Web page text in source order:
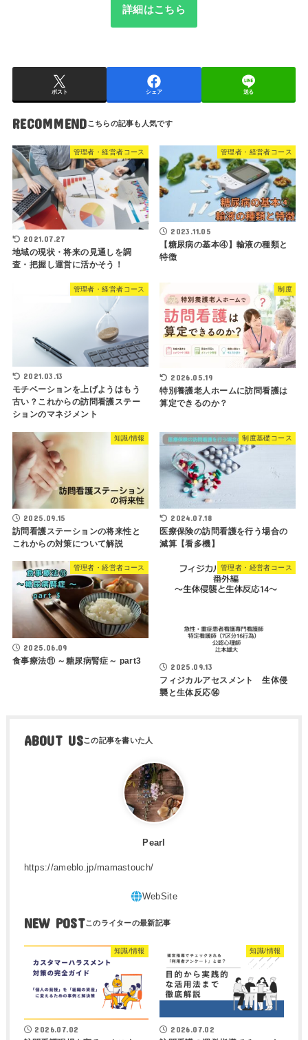
詳細はこちら
ポスト シェア 送る
RECOMMEND
管理者・経営者コース
2021.07.27
地域の現状・将来の見通しを調
査・把握し運営に活かそう！
管理者・経営者コース
2023.11.05
【糖尿病の基本④】輸液の種類と
特徴
管理者・経営者コース
2021.03.13
モチベーションを上げようはもう
古い？これからの訪問看護ステー
ションのマネジメント
制度
2026.05.19
特別養護老人ホームに訪問看護は
算定できるのか？
知識/情報
2025.09.15
訪問看護ステーションの将来性と
これからの対策について解説
制度基礎コース
2024.07.18
医療保険の訪問看護を行う場合の
減算【看多機】
管理者・経営者コース
2025.06.09
食事療法⑪ ～糖尿病腎症～ part3
管理者・経営者コース
2025.09.13
フィジカルアセスメント 生体侵
襲と生体反応⑭
ABOUT US
Pearl
https://ameblo.jp/mamastouch/
NEW POST
知識/情報
2026.07.02
知識/情報
2026.07.02